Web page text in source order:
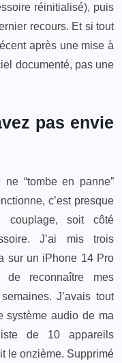
réinitialisé), puis
recours. Et si tout
après une mise à
documenté, pas une
pas envie
ne “tombe en panne”
c’est presque
couplage, soit côté
J’ai mis trois
sur un iPhone 14 Pro
de reconnaître mes
J’avais tout
système audio de ma
de 10 appareils
le onzième. Supprimé